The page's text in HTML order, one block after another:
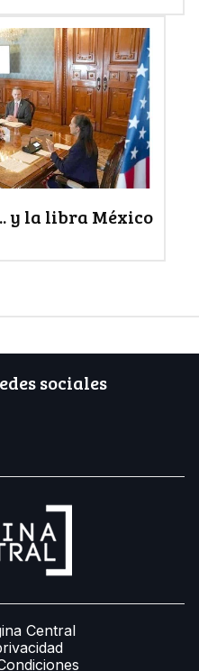
y la libra México
sociales
Central